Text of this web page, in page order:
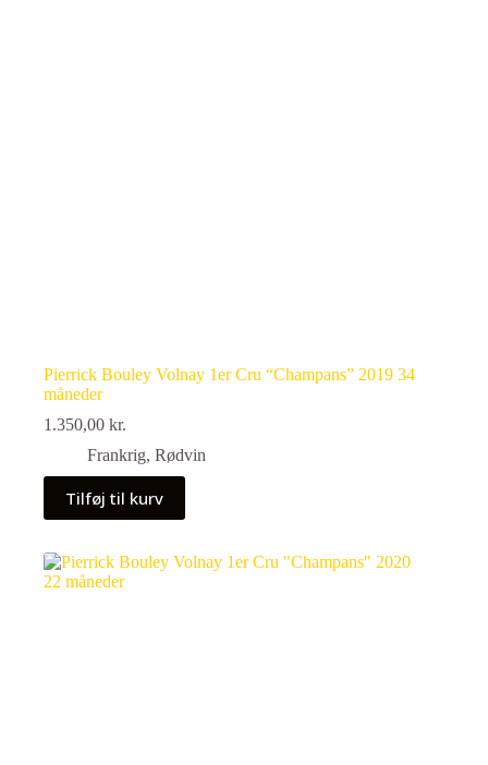
Pierrick Bouley Volnay 1er Cru “Champans” 2019 34
måneder
1.350,00 kr.
Frankrig, Rødvin
Tilføj til kurv